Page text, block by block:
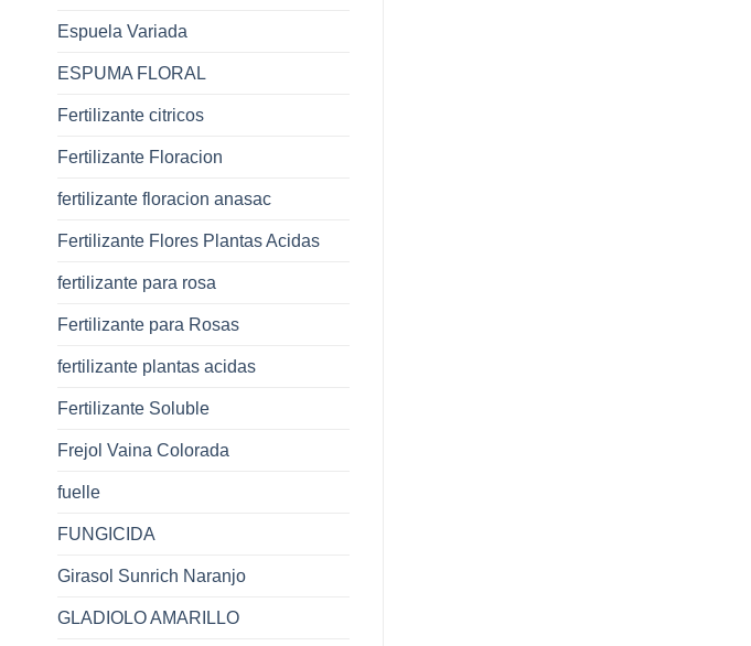
Espuela Variada
ESPUMA FLORAL
Fertilizante citricos
Fertilizante Floracion
fertilizante floracion anasac
Fertilizante Flores Plantas Acidas
fertilizante para rosa
Fertilizante para Rosas
fertilizante plantas acidas
Fertilizante Soluble
Frejol Vaina Colorada
fuelle
FUNGICIDA
Girasol Sunrich Naranjo
GLADIOLO AMARILLO